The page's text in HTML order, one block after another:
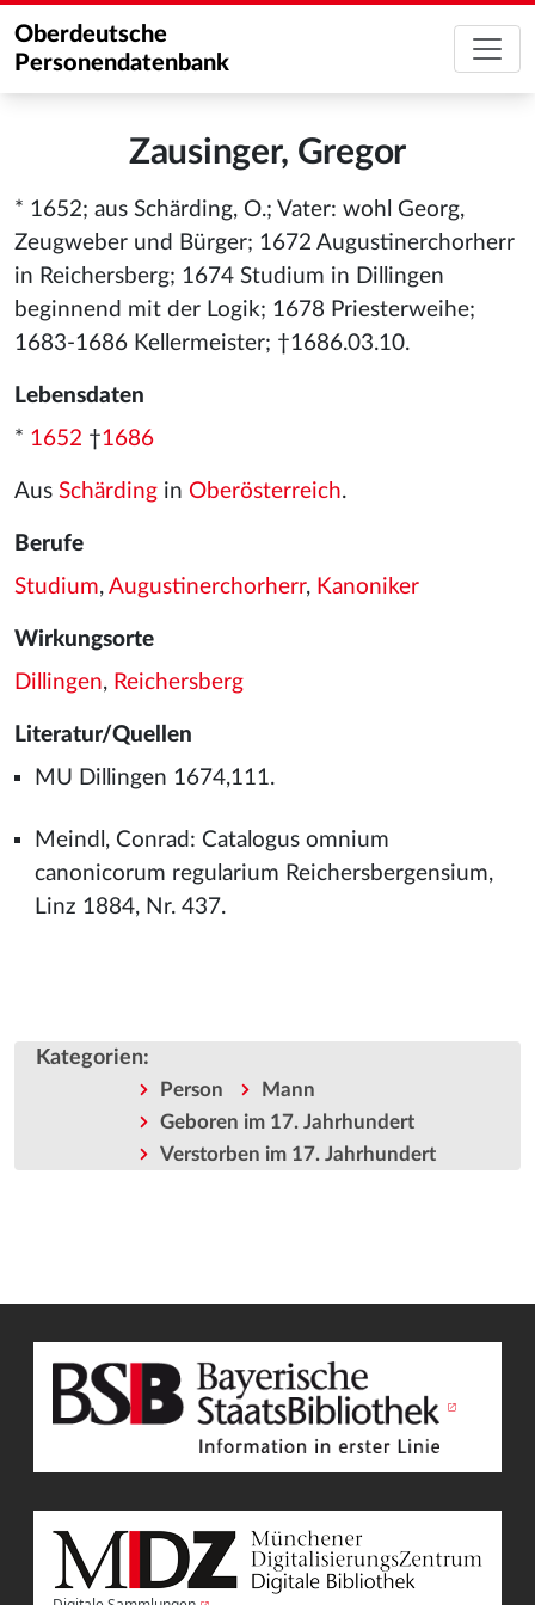
Oberdeutsche
Personendatenbank
Zausinger, Gregor
* 1652; aus Schärding, O.; Vater: wohl Georg,
Zeugweber und Bürger; 1672 Augustinerchorherr
in Reichersberg; 1674 Studium in Dillingen
beginnend mit der Logik; 1678 Priesterweihe;
1683-1686 Kellermeister; †1686.03.10.
Lebensdaten
* 1652 †1686
Aus Schärding in Oberösterreich.
Berufe
Studium, Augustinerchorherr, Kanoniker
Wirkungsorte
Dillingen, Reichersberg
Literatur/Quellen
MU Dillingen 1674,111.
Meindl, Conrad: Catalogus omnium
canonicorum regularium Reichersbergensium,
Linz 1884, Nr. 437.
Kategorien:
Person
Mann
Geboren im 17. Jahrhundert
Verstorben im 17. Jahrhundert